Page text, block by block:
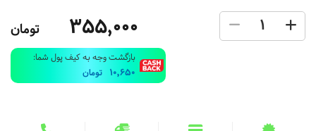
355,000 تومان
بازگشت وجه به کیف پول شما:
10,650 تومان